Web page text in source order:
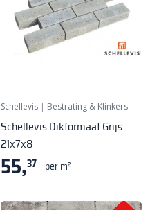
Schellevis| Bestrating & Klinkers
Schellevis Dikformaat Grijs
21x7x8
55,37 per m²